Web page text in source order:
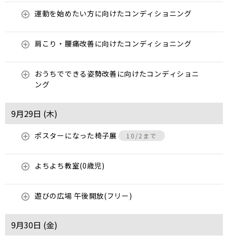
運動を始めたい方に向けたコンディショニング
肩こり・腰痛改善に向けたコンディショニング
おうちでできる姿勢改善に向けたコンディショニ
ング
9月29日 (木)
ポスターになった椅子展 10/2まで
よちよち教室(0歳児)
遊びの広場 午後開放(フリー)
9月30日 (金)